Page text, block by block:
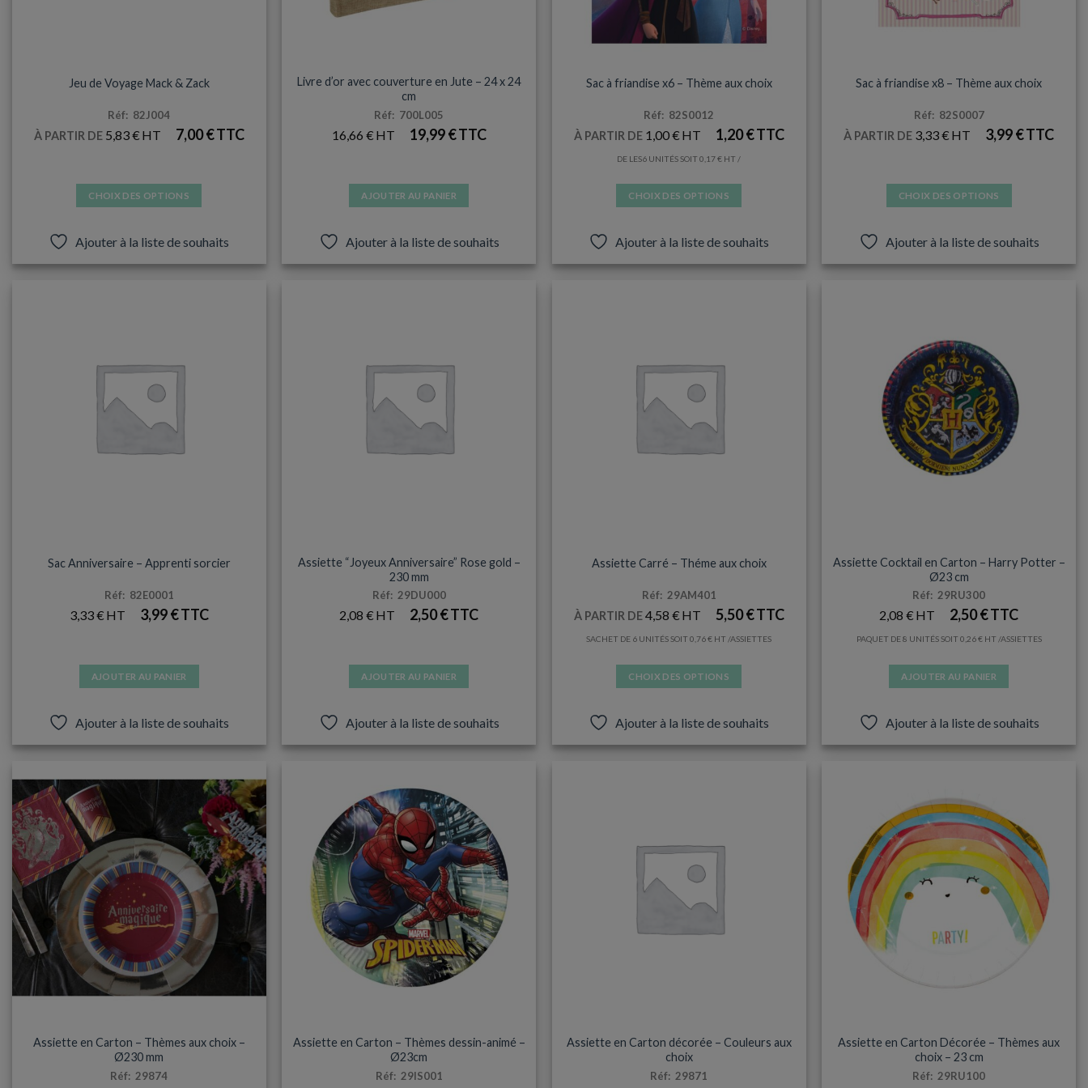
Jeu de Voyage Mack & Zack
Réf: 82J004
À PARTIR DE 5,83€ 7,00€
CHOIX DES OPTIONS
plusieurs
être
choisies
sur
la
du
Ajouter à la liste de souhaits
Livre d’or avec couverture en Jute – 24 x 24
cm
Réf: 700L005
16,66 € 19,99€
AJOUTER AU PANIER
Ajouter à la liste de souhaits
Sac à friandise x6 – Thème aux choix
Réf: 82S0012
À PARTIR DE 1,00€ 1,20€
DE LES6 UNITÉS SOIT 0,17€ /
CHOIX DES OPTIONS
plusieurs
être
choisies
sur
la
du
Ajouter à la liste de souhaits
Sac à friandise x8 – Thème aux choix
Réf: 82S0007
À PARTIR DE 3,33€ 3,99€
CHOIX DES OPTIONS
plusieurs
peuvent
être
choisies
sur
la
page
du
produit
Ajouter à la liste de souhaits
Sac Anniversaire – Apprenti sorcier
Réf: 82E0001
3,33€ 3,99€
AJOUTER AU PANIER
Ajouter à la liste de souhaits
Assiette “Joyeux Anniversaire” Rose gold –
230 mm
Réf: 29DU000
2,08€ 2,50€
AJOUTER AU PANIER
Ajouter à la liste de souhaits
Assiette Carré – Théme aux choix
Réf: 29AM401
À PARTIR DE4,58 € 5,50€
SACHET DE 6 UNITÉS SOIT 0,76€ /ASSIETTES
CHOIX DES OPTIONS
plusieurs
être
choisies
sur
la
du
Ajouter à la liste de souhaits
Assiette Cocktail en Carton – Harry Potter –
Ø23 cm
Réf: 29RU300
2,08€ 2,50€
PAQUET DE 8 UNITÉS SOIT 0,26€ /ASSIETTES
AJOUTER AU PANIER
Ajouter à la liste de souhaits
Assiette en Carton – Thèmes aux choix –
Ø230 mm
Réf: 29874
Assiette en Carton – Thèmes dessin-animé –
Ø23cm
Réf: 29IS001
Assiette en Carton décorée – Couleurs aux
choix
Réf: 29871
Assiette en Carton Décorée – Thèmes aux
choix – 23 cm
Réf: 29RU100